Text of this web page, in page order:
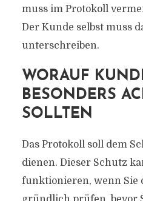
muss im Protokoll
Der Kunde selbst muss
unterschreiben.
WORAUF
BESONDERS
SOLLTEN
Das Protokoll soll dem
dienen. Dieser Schutz
funktionieren, wenn Sie